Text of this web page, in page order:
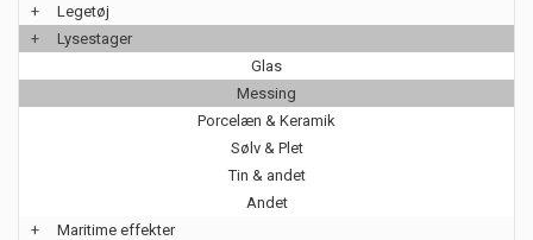
+
Legetøj
+
Lysestager
Glas
Messing
Porcelæn & Keramik
Sølv & Plet
Tin & andet
Andet
+
Maritime effekter